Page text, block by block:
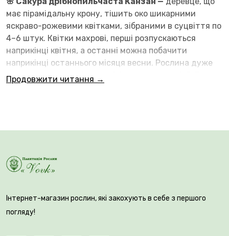
має пірамідальну крону, тішить око шикарними
яскраво-рожевими квітками, зібраними в суцвіття по
4–6 штук. Квітки махрові, перші розпускаються
наприкінці квітня, а останні можна побачити
наприкінці останнього місяця весни. Рослина дуже
ефектна під час цвітіння. Квіти діаметром 2,5–3 см,
Цвіте на початку-середині квітня, протягом 3–5
Продовжити читання →
Інтернет-магазин рослин, які закохують в себе з першого
погляду!